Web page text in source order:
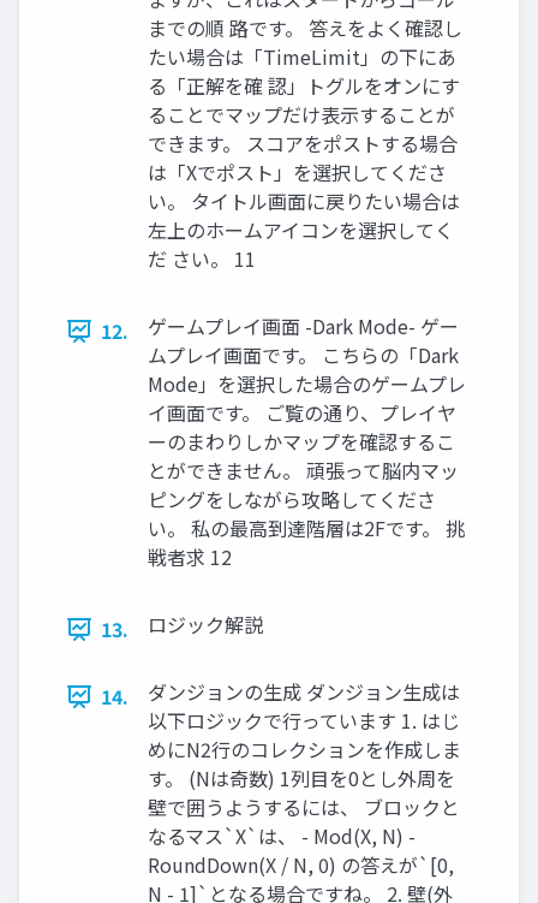
までの順 路です。 答えをよく確認し
たい場合は「TimeLimit」の下にあ
る「正解を確 認」トグルをオンにす
ることでマップだけ表示することが
できます。 スコアをポストする場合
は「Xでポスト」を選択してくださ
い。 タイトル画面に戻りたい場合は
左上のホームアイコンを選択してく
だ さい。 11
12.
ゲームプレイ画面 -Dark Mode- ゲー
ムプレイ画面です。 こちらの「Dark
Mode」を選択した場合のゲームプレ
イ画面です。 ご覧の通り、プレイヤ
ーのまわりしかマップを確認するこ
とができません。 頑張って脳内マッ
ピングをしながら攻略してくださ
い。 私の最高到達階層は2Fです。 挑
戦者求 12
13. ロジック解説
14.
ダンジョンの生成 ダンジョン生成は
以下ロジックで行っています 1. はじ
めにN2行のコレクションを作成しま
す。 (Nは奇数) 1列目を0とし外周を
壁で囲うようするには、 ブロックと
なるマス`X`は、 - Mod(X, N) -
RoundDown(X / N, 0) の答えが`[0,
N - 1]`となる場合ですね。 2. 壁(外